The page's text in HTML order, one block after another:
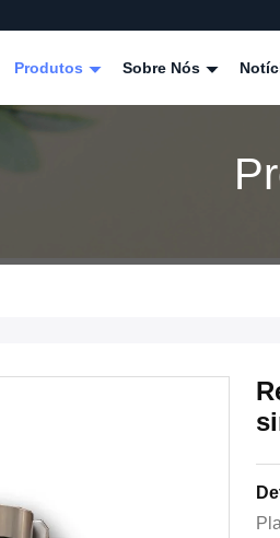
Produtos Sobre Nós